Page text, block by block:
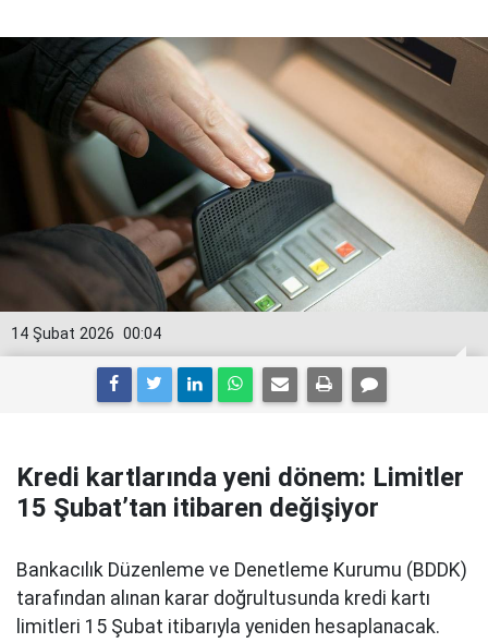
00:04
14 Şubat 2026
Kredi kartlarında yeni dönem: Limitler
15 Şubat’tan itibaren değişiyor
Bankacılık Düzenleme ve Denetleme Kurumu (BDDK)
tarafından alınan karar doğrultusunda kredi kartı
limitleri 15 Şubat itibarıyla yeniden hesaplanacak.